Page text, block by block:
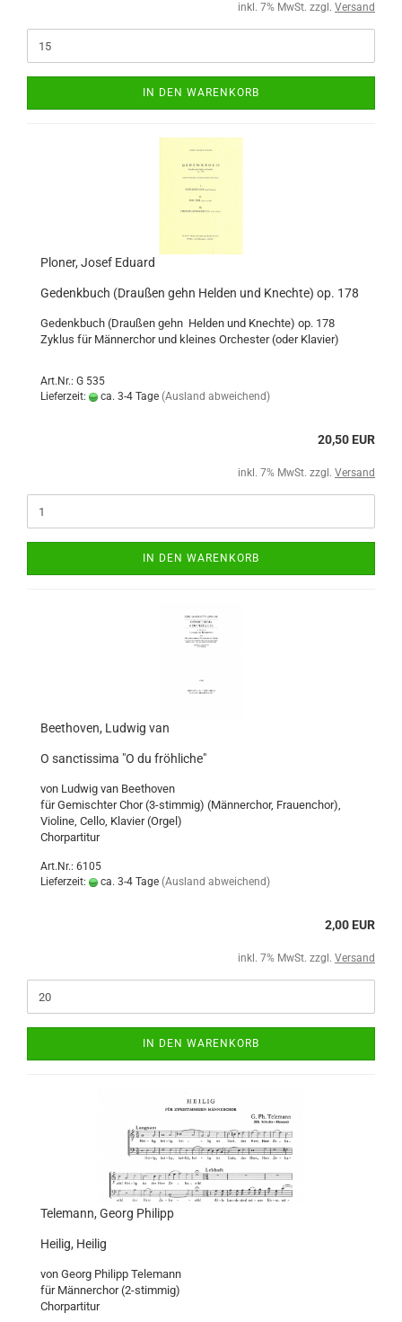
inkl. 7% MwSt. zzgl. Versand
IN DEN WARENKORB
Ploner, Josef Eduard
Gedenkbuch (Draußen gehn Helden und Knechte) op. 178
Gedenkbuch (Draußen gehn Helden und Knechte) op. 178
Zyklus für Männerchor und kleines Orchester (oder Klavier)
Art.Nr.: G 535
Lieferzeit:
ca. 3-4 Tage (Ausland abweichend)
20,50 EUR
inkl. 7% MwSt. zzgl. Versand
IN DEN WARENKORB
Beethoven, Ludwig van
O sanctissima "O du fröhliche"
von Ludwig van Beethoven
für Gemischter Chor (3-stimmig) (Männerchor, Frauenchor),
Violine, Cello, Klavier (Orgel)
Chorpartitur
Art.Nr.: 6105
Lieferzeit:
ca. 3-4 Tage (Ausland abweichend)
2,00 EUR
inkl. 7% MwSt. zzgl. Versand
IN DEN WARENKORB
Telemann, Georg Philipp
Heilig, Heilig
von Georg Philipp Telemann
für Männerchor (2-stimmig)
Chorpartitur